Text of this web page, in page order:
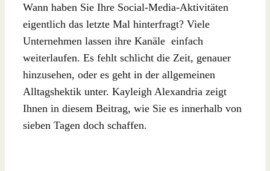
Wann haben Sie Ihre Social-Media-Aktivitäten
eigentlich das letzte Mal hinterfragt? Viele
Unternehmen lassen ihre Kanäle einfach
weiterlaufen. Es fehlt schlicht die Zeit, genauer
hinzusehen, oder es geht in der allgemeinen
Alltagshektik unter. Kayleigh Alexandria zeigt
Ihnen in diesem Beitrag, wie Sie es innerhalb von
sieben Tagen doch schaffen.